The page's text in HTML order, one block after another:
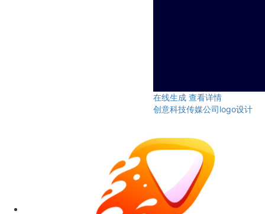
在线生成 查看详情
创意科技传媒公司logo设计